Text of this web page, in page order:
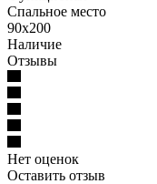
Спальное место
90x200
Наличие
Отзывы
Нет оценок
Оставить отзыв